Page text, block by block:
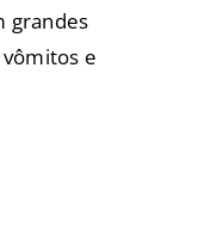
grandes
e